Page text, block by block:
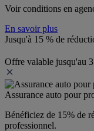
Voir conditions en
En savoir plus
Jusqu'à 15 % de
Offre valable jusqu'au
Assurance auto pour
Bénéficiez de 15% de
professionnel.